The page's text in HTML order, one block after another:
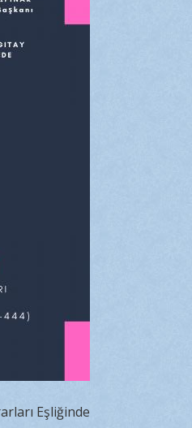
Eşliğinde